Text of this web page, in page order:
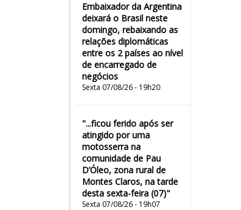
Embaixador da Argentina
deixará o Brasil neste
domingo, rebaixando as
relações diplomáticas
entre os 2 países ao nível
de encarregado de
negócios
Sexta 07/08/26 - 19h20
"...ficou ferido após ser
atingido por uma
motosserra na
comunidade de Pau
D’Óleo, zona rural de
Montes Claros, na tarde
desta sexta-feira (07)"
Sexta 07/08/26 - 19h07